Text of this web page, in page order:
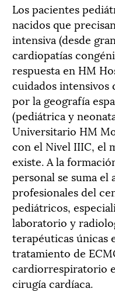
Los pacientes
nacidos que
intensiva (desde
cardiopatías
respuesta en HM
cuidados intensivos
por la geografía
(pediátrica y
Universitario HM
con el Nivel IIIC, el
existe. A la
personal se suma el
profesionales del
pediátricos,
laboratorio y
terapéuticas únicas
tratamiento de
cardiorrespiratorio
cirugía cardíaca.